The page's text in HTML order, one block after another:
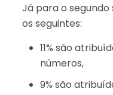
Já para o
os seguintes:
11% são
números,
9% são